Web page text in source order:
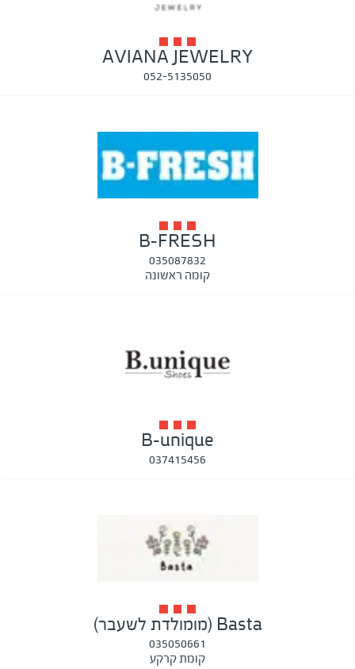
AVIANA JEWELRY
052-5135050
B-FRESH
035087832
קומה ראשונה
B-unique
037415456
Basta (מומולדת לשעבר)
035050661
קומת קרקע